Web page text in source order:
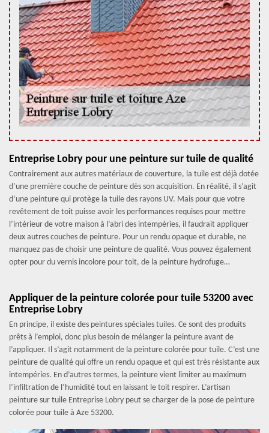
Entreprise Lobry pour une peinture sur tuile de qualité
Contrairement aux autres matériaux de couverture, la tuile est déjà dotée
d’une première couche de peinture dès son acquisition. En réalité, il s’agit
d’une peinture qui protège la tuile des rayons UV. Mais pour que votre
revêtement de toit puisse avoir les performances requises pour mettre
l’intérieur de votre maison à l’abri des intempéries, il faudrait appliquer
deux autres couches de peinture. Pour un rendu opaque et durable, ne
manquez pas de choisir une peinture de qualité. Vous pouvez également
opter pour du vernis incolore pour toit, de la peinture hydrofuge…
Appliquer de la peinture colorée pour tuile 53200 avec
Entreprise Lobry
En principe, il existe des peintures spéciales tuiles. Ce sont des produits
prêts à l’emploi, donc plus besoin de mélanger la peinture avant de
l’appliquer. Il s’agit notamment de la peinture colorée pour tuile. C’est une
peinture de qualité qui offre un rendu opaque et qui est très résistante aux
intempéries. En d’autres termes, la peinture vient limiter au maximum
l’infiltration de l’humidité tout en laissant le toit respirer. L’artisan
peinture sur tuile Entreprise Lobry peut se charger de la pose de peinture
colorée pour tuile à Aze 53200.